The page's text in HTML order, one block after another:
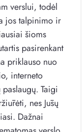
verslui, todėl
jos talpinimo ir
šioms
pasirenkant
priklauso nuo
interneto
Taigi
nes Jūsų
Dažnai